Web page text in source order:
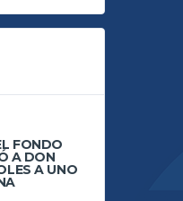
FONDO
A DON
A UNO